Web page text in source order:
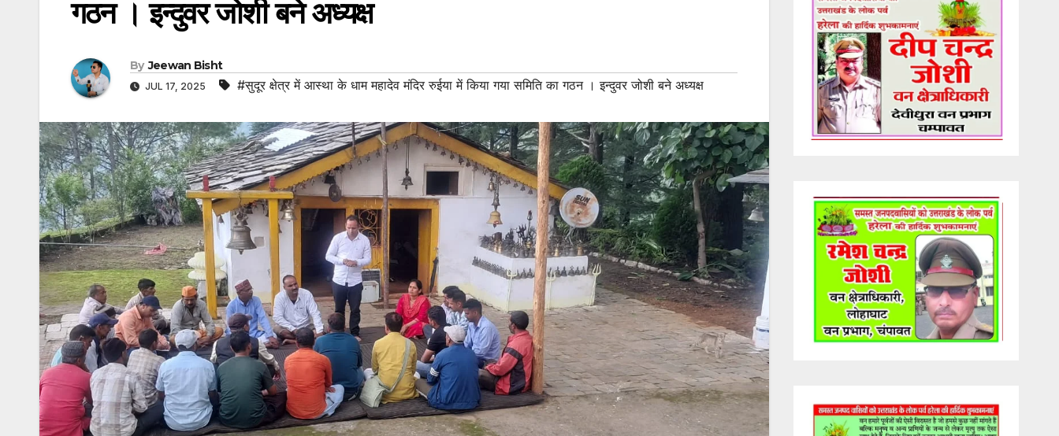
गठन । इन्दुवर जोशी बने अध्यक्ष
By Jeewan Bisht
JUL 17, 2025 #सुदूर क्षेत्र में आस्था के धाम महादेव मंदिर रुईया में किया गया समिति का गठन । इन्दुवर जोशी बने अध्यक्ष